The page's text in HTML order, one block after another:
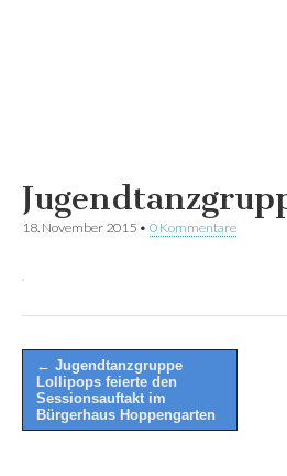
18. November 2015 • 0 Kommentare
Post
navigation
← Jugendtanzgruppe
Lollipops feierte den
Sessionsauftakt im
Bürgerhaus Hoppengarten